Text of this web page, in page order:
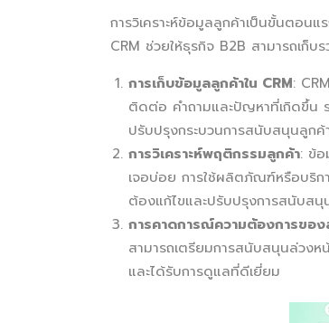
การวิเคราะห์ข้อมูลลูกค้าเป็นขั้นตอ
CRM ช่วยให้ธุรกิจ B2B สามารถเก็บ
การเก็บข้อมูลลูกค้าใน CRM:
ติดต่อ คำถามและปัญหาที่เกิดขึ้น
ปรับปรุงกระบวนการสนับสนุนลูกค้
การวิเคราะห์พฤติกรรมลูกค้า: ข้อ
เจอบ่อย การใช้ผลิตภัณฑ์หรือบริก
ต้องแก้ไขและปรับปรุงการสนับส
การคาดการณ์ความต้องการของ
สามารถเตรียมการสนับสนุนล่วงห
และได้รับการดูแลที่ดีเยี่ยม